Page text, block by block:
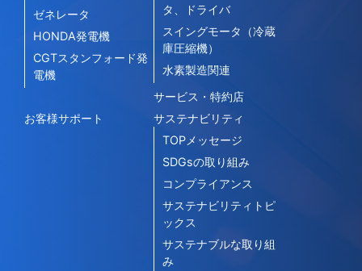
ゼネレータ
HONDA発電機
CGTスタンフォード発
電機
タ、ドライバ
スイングモータ（冷蔵
庫圧縮機）
水素製造関連
サービス・特約店
お客様サポート
サステナビリティ
TOPメッセージ
SDGsの取り組み
コンプライアンス
サステナビリティトピ
ックス
サステナブルな取り組
み